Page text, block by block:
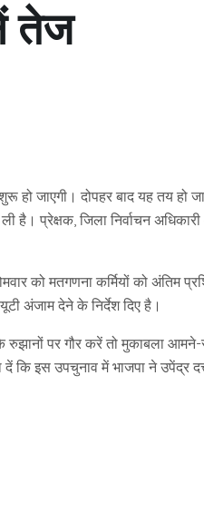
तेज
जाएगी। दोपहर बाद यह तय हो
है। प्रेक्षक, जिला निर्वाचन
को मतगणना कर्मियों को अंतिम
अंजाम देने के निर्देश दिए है।
पर गौर करें तो मुकाबला
कि इस उपचुनाव में भाजपा ने उपेंद्र